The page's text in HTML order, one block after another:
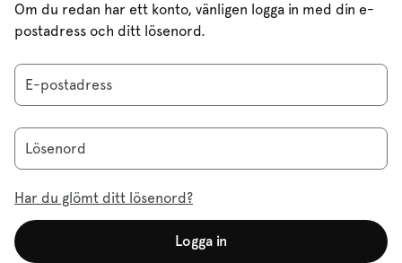
Om du redan har ett konto, vänligen logga in med din e-
postadress och ditt lösenord.
E-postadress
Lösenord
Har du glömt ditt lösenord?
Logga in